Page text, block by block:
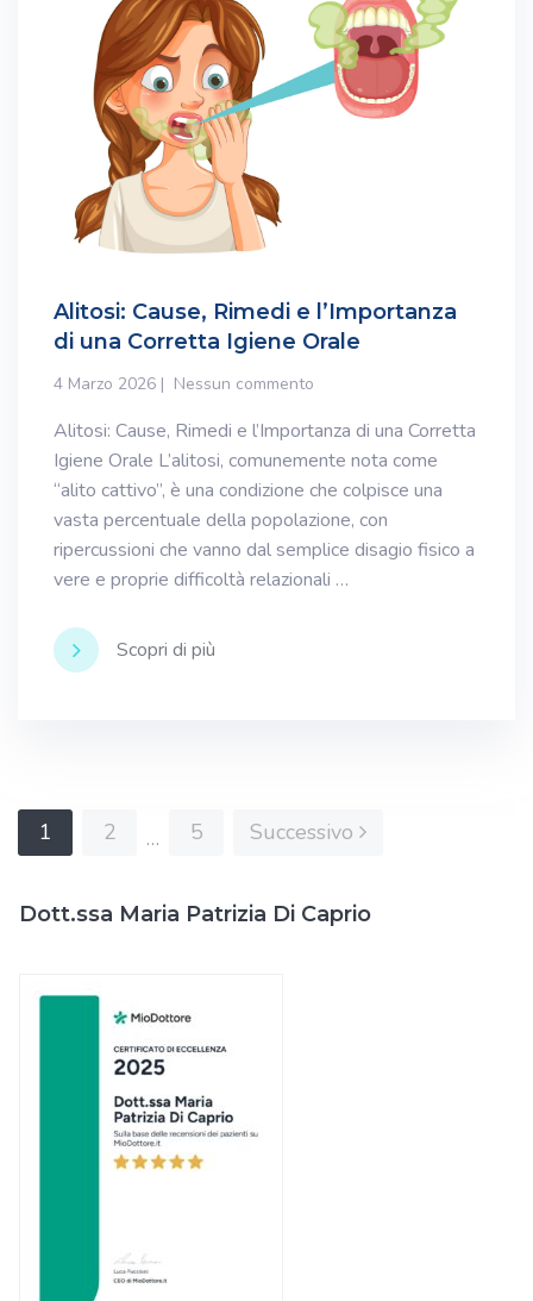
Alitosi: Cause, Rimedi e l’Importanza
di una Corretta Igiene Orale
4 Marzo 2026 Nessun commento
Alitosi: Cause, Rimedi e l’Importanza di una Corretta
Igiene Orale L’alitosi, comunemente nota come
“alito cattivo”, è una condizione che colpisce una
vasta percentuale della popolazione, con
ripercussioni che vanno dal semplice disagio fisico a
vere e proprie difficoltà relazionali …
Scopri di più
Paginazione
articoli
1 2 … 5 Successivo
Dott.ssa Maria Patrizia Di Caprio